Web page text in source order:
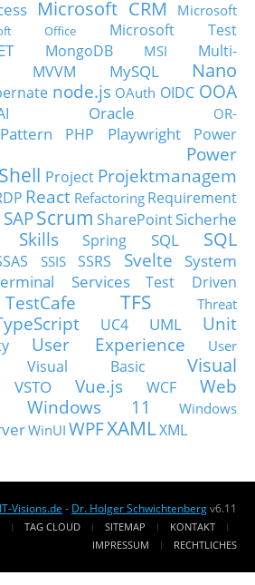
Microsoft CRM
Microsoft
Office
Microsoft Test
MongoDB MSI
Multi-
MVVM MySQL
Nano
node.js OAuth OIDC OOA
Oracle
OR-
Pattern PHP Playwright
Power
Power
Project Projektmanagem
React Refactoring Requirement
SAPScrum SharePointSicherhe
Skills Spring SQL
SQL
SSIS SSRS Svelte
System
Services
Test Driven
TestCafe TFS
Threat
UC4 UML
Unit
User Experience
User
Visual Basic
Visual
VSTO Vue.js WCF
Web
Windows 11
Windows
WinUI WPFXAMLXML
Visions.de - Dr. Holger Schwichtenbergv6.11
TAG CLOUD SITEMAP
KONTAKT
IMPRESSUM
RECHTLICHES